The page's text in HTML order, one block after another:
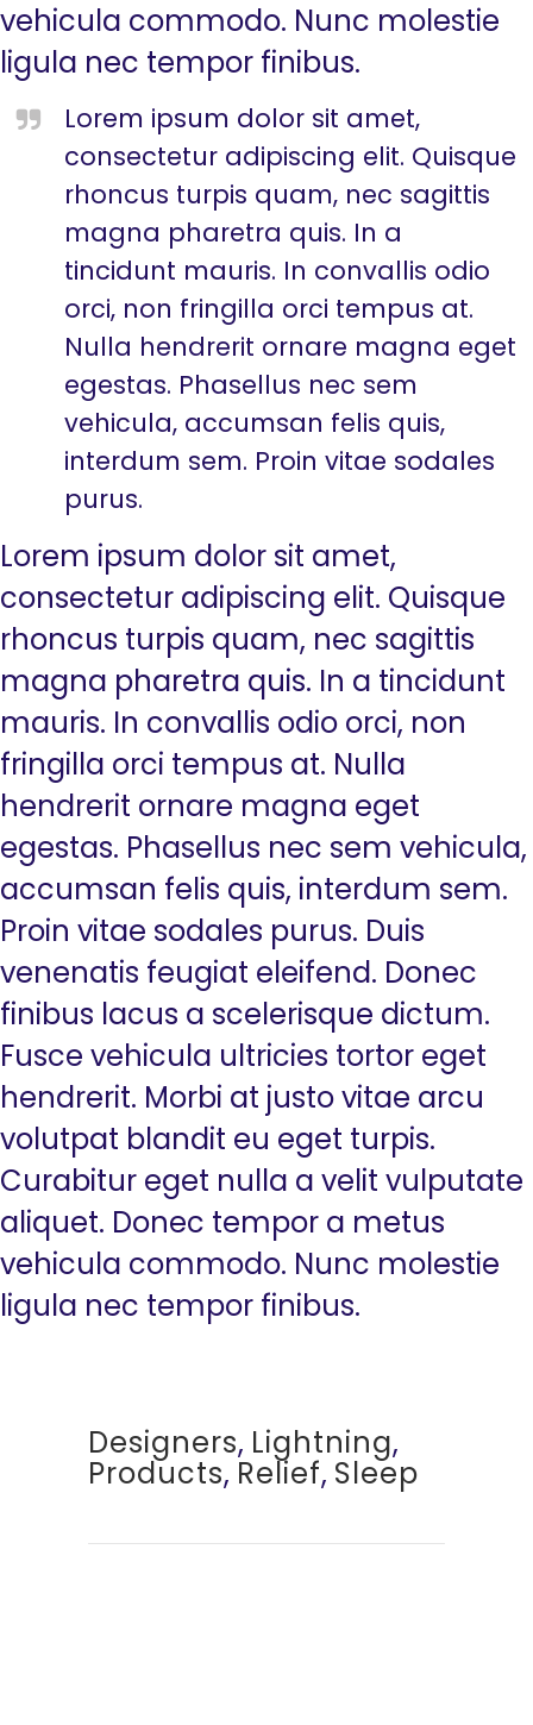
vehicula commodo. Nunc molestie
ligula nec tempor finibus.
Lorem ipsum dolor sit amet,
consectetur adipiscing elit. Quisque
rhoncus turpis quam, nec sagittis
magna pharetra quis. In a
tincidunt mauris. In convallis odio
orci, non fringilla orci tempus at.
Nulla hendrerit ornare magna eget
egestas. Phasellus nec sem
vehicula, accumsan felis quis,
interdum sem. Proin vitae sodales
purus.
Lorem ipsum dolor sit amet,
consectetur adipiscing elit. Quisque
rhoncus turpis quam, nec sagittis
magna pharetra quis. In a tincidunt
mauris. In convallis odio orci, non
fringilla orci tempus at. Nulla
hendrerit ornare magna eget
egestas. Phasellus nec sem vehicula,
accumsan felis quis, interdum sem.
Proin vitae sodales purus. Duis
venenatis feugiat eleifend. Donec
finibus lacus a scelerisque dictum.
Fusce vehicula ultricies tortor eget
hendrerit. Morbi at justo vitae arcu
volutpat blandit eu eget turpis.
Curabitur eget nulla a velit vulputate
aliquet. Donec tempor a metus
vehicula commodo. Nunc molestie
ligula nec tempor finibus.
Designers, Lightning,
Products, Relief, Sleep